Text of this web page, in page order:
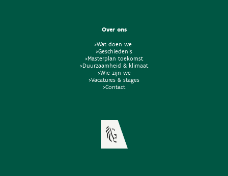
Over ons
>Wat doen we
>Geschiedenis
>Masterplan toekomst
>Duurzaamheid & klimaat
>Wie zijn we
>Vacatures & stages
>Contact